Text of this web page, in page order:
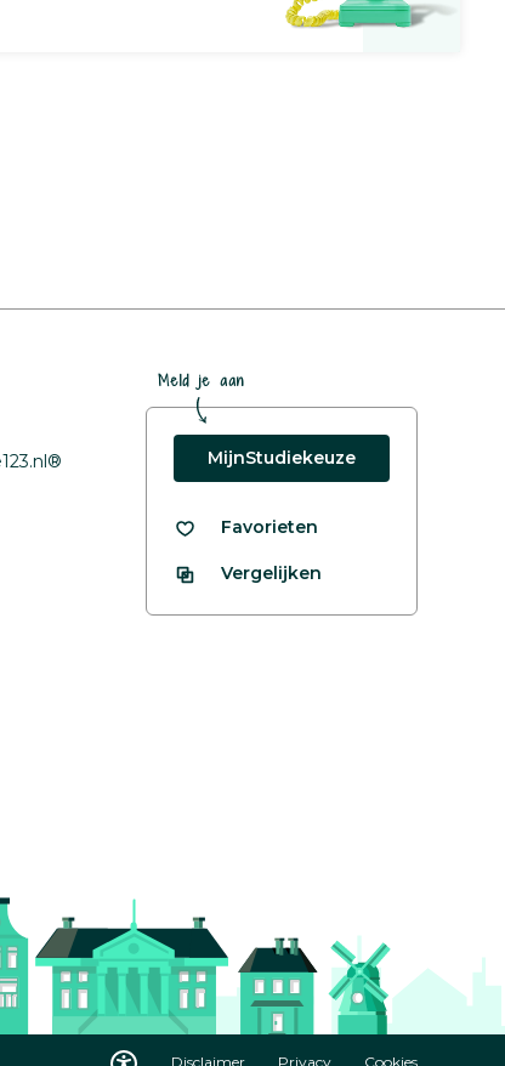
Meld je aan
MijnStudiekeuze
Favorieten
Vergelijken
Disclaimer Privacy Cookies